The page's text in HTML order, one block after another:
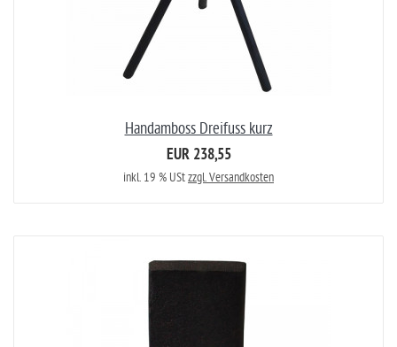
Handamboss Dreifuss kurz
EUR 238,55
inkl. 19 % UStzzgl. Versandkosten